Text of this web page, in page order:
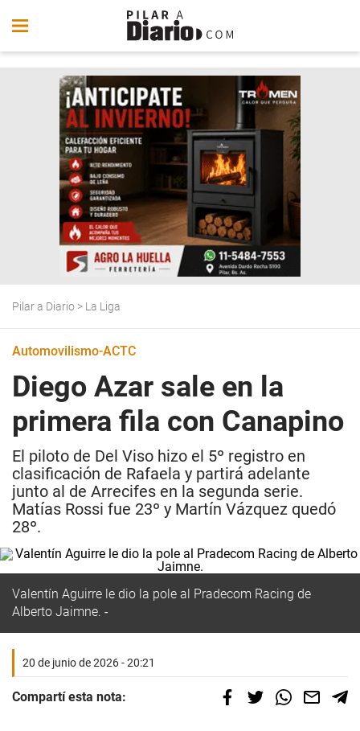
Pilar a Diario > La Liga
Automovilismo-ACTC
Diego Azar sale en la
primera fila con Canapino
El piloto de Del Viso hizo el 5º registro en
clasificación de Rafaela y partirá adelante
junto al de Arrecifes en la segunda serie.
Matías Rossi fue 23º y Martín Vázquez quedó
28º.
Valentín Aguirre le dio la pole al Pradecom Racing de
Alberto Jaimne.
20 de junio de 2026 - 20:21
Compartí esta nota: